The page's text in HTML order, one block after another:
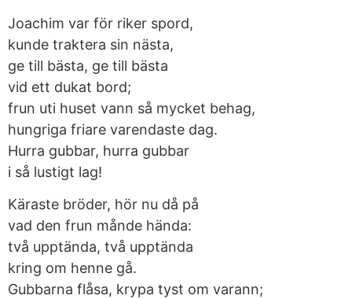
Joachim var för riker spord,
kunde traktera sin nästa,
ge till bästa, ge till bästa
vid ett dukat bord;
frun uti huset vann så mycket behag,
hungriga friare varendaste dag.
Hurra gubbar, hurra gubbar
i så lustigt lag!
Käraste bröder, hör nu då på
vad den frun månde hända:
två upptända, två upptända
kring om henne gå.
Gubbarna flåsa, krypa tyst om varann;